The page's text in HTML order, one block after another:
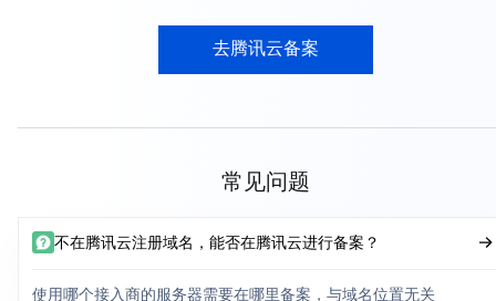
去腾讯云备案
常见问题
不在腾讯云注册域名，能否在腾讯云进行备案？
使用哪个接入商的服务器需要在哪里备案，与域名位置无关